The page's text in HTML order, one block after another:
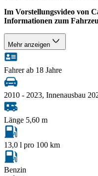
Im Vorstellungsvideo von
Informationen zum
Mehr anzeigen
Fahrer ab 18 Jahre
2010 - 2023, Innenausbau
Länge 5,60 m
13,0 l pro 100 km
Benzin